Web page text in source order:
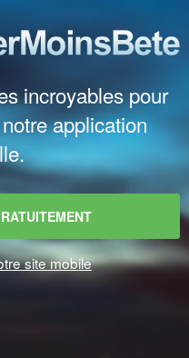
incroyables pour
application
site mobile